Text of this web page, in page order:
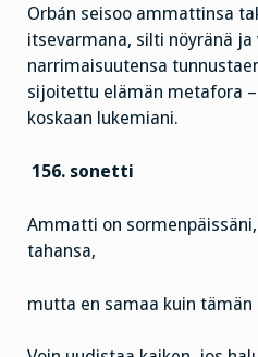
Orbán seisoo ammattinsa
itsevarmana, silti nöyränä
narrimaisuutensa
sijoitettu elämän metafora
koskaan lukemiani.
156. sonetti
Ammatti on
tahansa,
mutta en samaa kuin tämän